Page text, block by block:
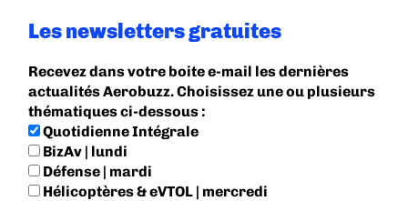
Les newsletters gratuites
Recevez dans votre boite e-mail les dernières
actualités Aerobuzz. Choisissez une ou plusieurs
thématiques ci-dessous :
Quotidienne Intégrale
BizAv | lundi
Défense | mardi
Hélicoptères & eVTOL | mercredi